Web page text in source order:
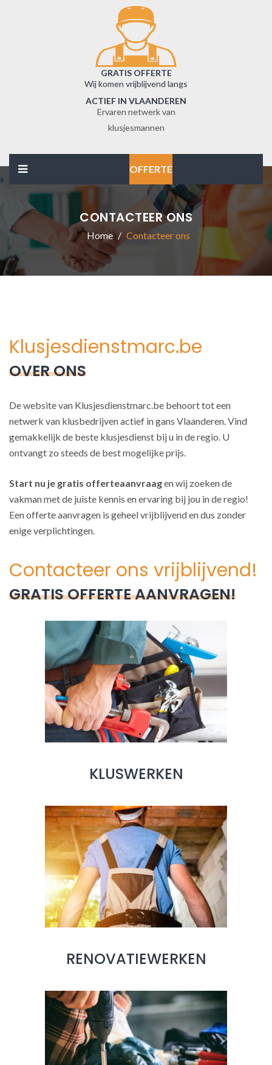
GRATIS OFFERTE
Wij komen vrijblijvend langs
ACTIEF IN VLAANDEREN
Ervaren netwerk van
klusjesmannen
OFFERTE
CONTACTEER ONS
Home Contacteer ons
Klusjesdienstmarc.be
OVER ONS
De website van Klusjesdienstmarc.be behoort tot een
netwerk van klusbedrijven actief in gans Vlaanderen. Vind
gemakkelijk de beste klusjesdienst bij u in de regio. U
ontvangt zo steeds de best mogelijke prijs.
Start nu je gratis offerteaanvraagen wij zoeken de
vakman met de juiste kennis en ervaring bij jou in de regio!
Een offerte aanvragen is geheel vrijblijvend en dus zonder
enige verplichtingen.
Contacteer ons vrijblijvend!
GRATIS OFFERTE AANVRAGEN!
KLUSWERKEN
RENOVATIEWERKEN